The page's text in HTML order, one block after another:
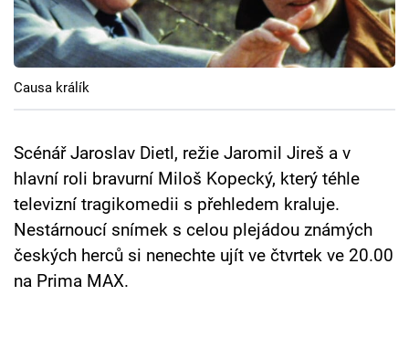
Cool Esport
Pořady
TV Program
Sledujte prima+
Přihlášení
Sledujte nás
Causa králík
Scénář Jaroslav Dietl, režie Jaromil Jireš a v
hlavní roli bravurní Miloš Kopecký, který téhle
televizní tragikomedii s přehledem kraluje.
Nestárnoucí snímek s celou plejádou známých
českých herců si nenechte ujít ve čtvrtek ve 20.00
na Prima MAX.